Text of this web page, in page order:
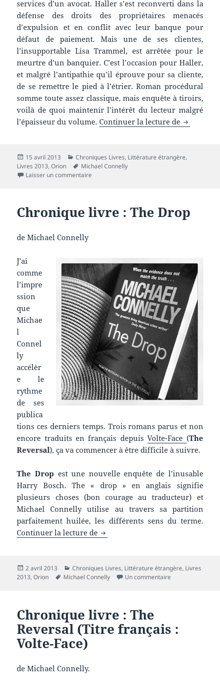
services d’un avocat. Haller s’est reconverti dans la
défense des droits des propriétaires menacés
d’expulsion et en conflit avec leur banque pour
défaut de paiement. Mais une de ses clientes,
l’insupportable Lisa Trammel, est arrêtée pour le
meurtre d’un banquier. C’est l’occasion pour Haller,
et malgré l’antipathie qu’il éprouve pour sa cliente,
de se remettre le pied à l’étrier. Roman procédural
somme toute assez classique, mais enquête à tiroirs,
voilà de quoi maintenir l’intérêt du lecteur malgré
l’épaisseur du volume.Continuer la lecture de
Publié
le
15 avril 2013 Catégories
Chroniques Livres, Littérature étrangère,
Livres 2013,Orion
Mots-
clés
Michael Connelly
Laisser un commentaire
Chronique livre : The Drop
de Michael Connelly
J’ai
comme
l’impre
ssion
que
Michae
l
Connel
ly
accélèr
e le
rythme
de ses
publica
tions ces derniers temps. Trois romans parus et non
encore traduits en français depuisVolte-Face (The
Reversal), ça va commencer à être difficile à suivre.
The Drop est une nouvelle enquête de l’inusable
Harry Bosch. The « drop » en anglais signifie
plusieurs choses (bon courage au traducteur) et
Michael Connelly utilise au travers sa partition
parfaitement huilée, les différents sens du terme.
Continuer la lecture de Chronique livre : The Drop
Publié
le
2 avril 2013 Catégories
Chroniques Livres, Littérature étrangère, Livres
2013,Orion
Mots-
Michael Connelly Un commentaire
Chronique livre : The
Reversal (Titre français :
Volte-Face)
de Michael Connelly.